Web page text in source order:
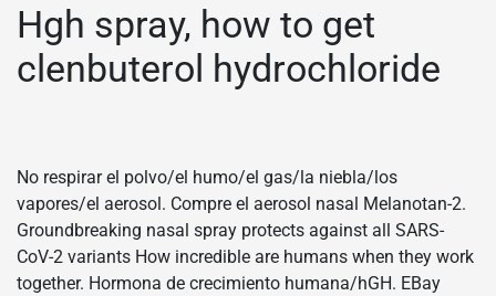
Hgh spray, how to get
clenbuterol hydrochloride
No respirar el polvo/el humo/el gas/la niebla/los
vapores/el aerosol. Compre el aerosol nasal Melanotan-2.
Groundbreaking nasal spray protects against all SARS-
CoV-2 variants How incredible are humans when they work
together. Hormona de crecimiento humana/hGH. EBay